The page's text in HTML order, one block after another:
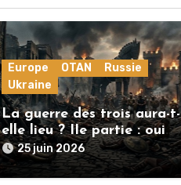
Europe OTAN
Russie
Ukraine
La guerre des trois aura-t-
elle lieu ? IIe partie : oui
l’Europe est restée
rationnelle !
25 juin 2026